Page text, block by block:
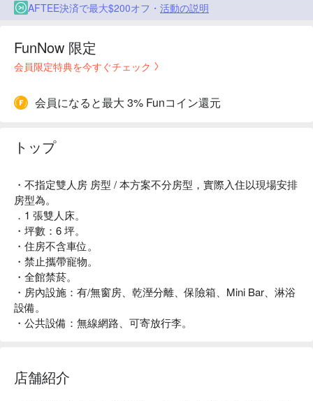
AFTEE決済で最大$200オフ・ 活動の説明
FunNow 限定
会員限定特典を今すぐチェック
会員になると最大 3% Funコイン還元
トップ
・不指定雙人房 房型 / 本方案不分房型，實際入住以現場安排
房型為。
．1 張雙人床。
・坪數：6 坪。
・住房不含車位。
・禁止攜帶寵物。
・全館禁菸。
・房內設施：有/無窗房、乾溼分離、保險箱、Mini Bar、淋浴
設備。
・公共設備：無線網路、可寄放行李。
店舗紹介